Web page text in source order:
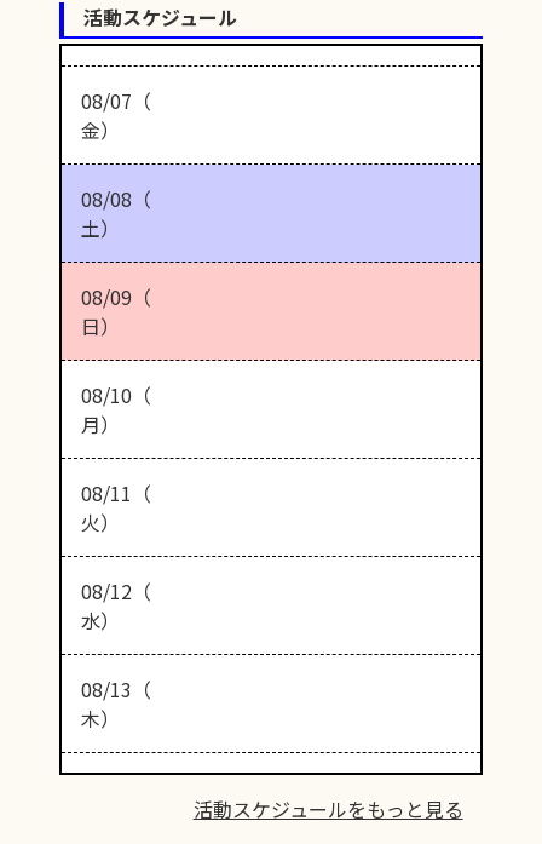
活動スケジュール
08/07（
金）
08/08（
土）
08/09（
日）
08/10（
月）
08/11（
火）
08/12（
水）
08/13（
木）
活動スケジュールをもっと見る